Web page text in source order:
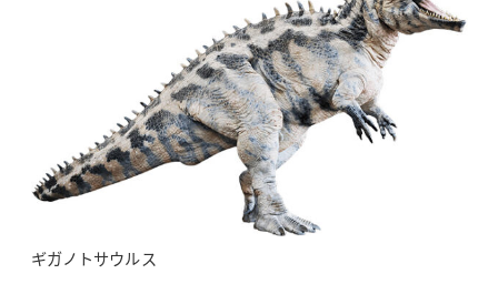
ギガノトサウルス